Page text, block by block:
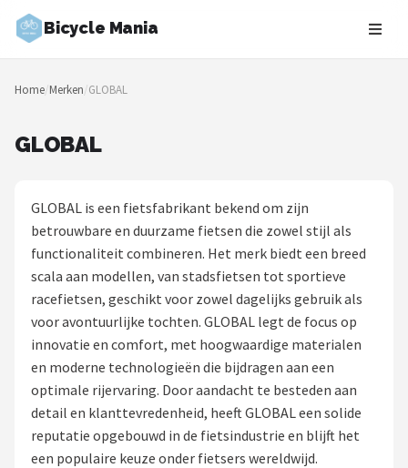
Bicycle Mania
Zoeken
NAVIGATIE
Blog
Fietsroutes
Kinderfietsen
Stadsfietsen
Elektrische fietsen
Mountainbikes
Home/Merken/GLOBAL
GLOBAL
GLOBAL is een fietsfabrikant bekend om zijn
betrouwbare en duurzame fietsen die zowel stijl als
functionaliteit combineren. Het merk biedt een breed
scala aan modellen, van stadsfietsen tot sportieve
racefietsen, geschikt voor zowel dagelijks gebruik als
voor avontuurlijke tochten. GLOBAL legt de focus op
innovatie en comfort, met hoogwaardige materialen
en moderne technologieën die bijdragen aan een
optimale rijervaring. Door aandacht te besteden aan
detail en klanttevredenheid, heeft GLOBAL een solide
reputatie opgebouwd in de fietsindustrie en blijft het
een populaire keuze onder fietsers wereldwijd.